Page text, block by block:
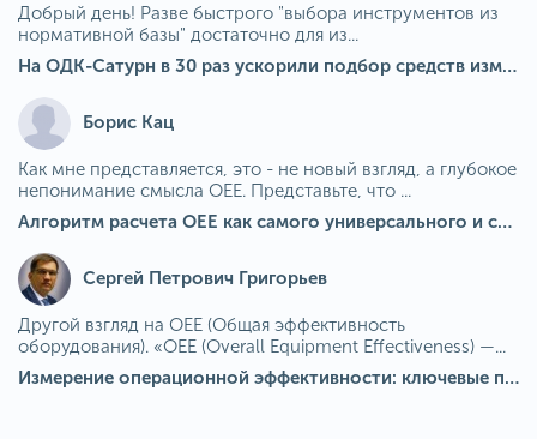
Добрый день! Разве быстрого "выбора инструментов из
нормативной базы" достаточно для из...
На ОДК-Сатурн в 30 раз ускорили подбор средств измерения для контроля качества продукции
Борис Кац
Как мне представляется, это - не новый взгляд, а глубокое
непонимание смысла OEE. Представьте, что ...
Алгоритм расчета ОЕЕ как самого универсального и современного показателя эффективности оборудования в мире
Сергей Петрович Григорьев
Другой взгляд на OEE (Общая эффективность
оборудования). «OEE (Overall Equipment Effectiveness) —...
Измерение операционной эффективности: ключевые показатели для непрерывного совершенствования